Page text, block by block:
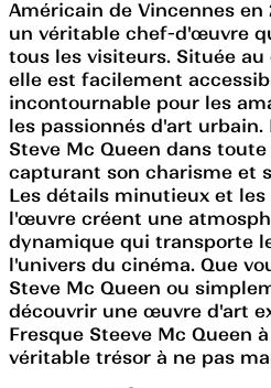
Américain de Vincennes en
un véritable chef-d'œuvre
tous les visiteurs. Située
elle est facilement
incontournable pour les
les passionnés d'art
Steve Mc Queen dans
capturant son charisme et
Les détails minutieux et les
l'œuvre créent une
dynamique qui transporte
l'univers du cinéma. Que
Steve Mc Queen ou
découvrir une œuvre d'art
Fresque Steeve Mc Queen
véritable trésor à ne pas